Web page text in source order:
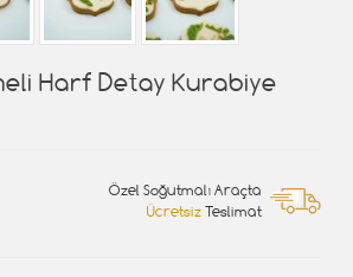
Harf Detay Kurabiye
Özel Soğutmalı Araçta
Ücretsiz Teslimat